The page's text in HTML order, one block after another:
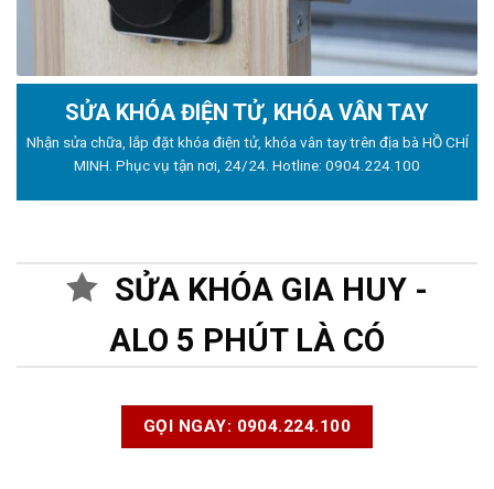
SỬA KHÓA ĐIỆN TỬ, KHÓA VÂN TAY
Nhận sửa chữa, lắp đặt khóa điện tử, khóa vân tay trên địa bà HỒ CHÍ
MINH. Phục vụ tận nơi, 24/24. Hotline: 0904.224.100
SỬA KHÓA GIA HUY -
ALO 5 PHÚT LÀ CÓ
GỌI NGAY: 0904.224.100